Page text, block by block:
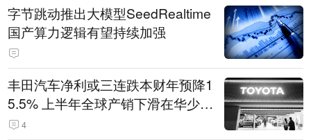
字节跳动推出大模型SeedRealtime
国产算力逻辑有望持续加强
丰田汽车净利或三连跌本财年预降1
5.5% 上半年全球产销下滑在华少卖
14.3万辆
4